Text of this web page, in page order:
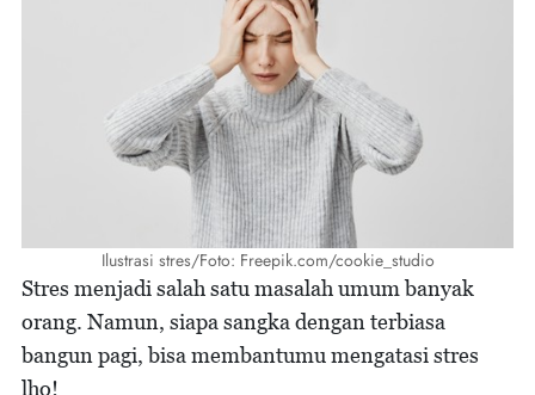
Ilustrasi stres/Foto: Freepik.com/cookie_studio
Stres menjadi salah satu masalah umum banyak
orang. Namun, siapa sangka dengan terbiasa
bangun pagi, bisa membantumu mengatasi stres
lho!